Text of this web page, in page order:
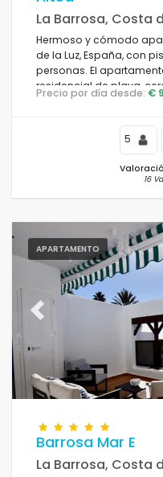
La Barrosa, Costa
Hermoso y cómodo
de la Luz, España, con
personas. El
residencial de playa,
tiendas y
Precio por día desde: €
5
16
APARTAMENTO
Previous
Barrosa Mar E
La Barrosa, Costa